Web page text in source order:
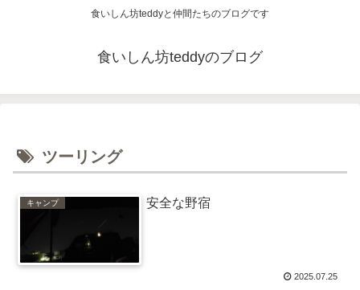
食いしん坊teddyと仲間たちのブログです
食いしん坊teddyのブログ
ツーリング
キャンプ 安全な野宿
2025.07.25